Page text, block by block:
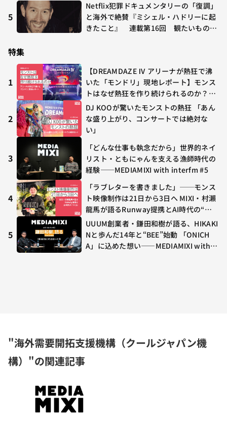
"海外需要開拓支援機構（クールジャパン機
構）"の関連記事
が多すぎる～稲垣貴俊の配信時評
5
Netflix犯罪ドキュメンタリーの「復調」
と海外で絶賛『ミシェル・ハドリーに起
きたこと』 連載第16回 観たいものが
特集
1
【DREAMDAZE Ⅳ アリーナが熱狂で沸
いた「モンドリ」現地レポート】モンス
トはなぜ熱狂を作り続けられるのか？コ
ラボ初の“真獣神化”やDJ KOO、てつ
や、兎田ぺこら、壱百満天原サロメらも
集結
2
DJ KOOが驚いたモンストの熱狂 「あん
な盛り上がり、コンサートでは絶対な
い」
3
「どんな仕事も執念だから」世界的ネイ
リスト・ともにゃんを支える漁師時代の
経験——MEDIAMIXI with interfm #5
4
「ラブレターを書きました」──モンス
ト映像制作は21日から3日へ MIXI・村瀨
龍馬が語るRunway提携とAI時代の“つ
くる”
5
UUUM創業者・鎌田和樹が語る、HIKAKI
Nと歩んだ14年と“BEE”始動 「ONICH
A」に込めた想い——MEDIAMIXI with in